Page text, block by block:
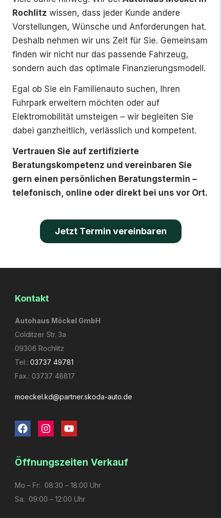
Rochlitz wissen, dass jeder Kunde andere
Vorstellungen, Wünsche und Anforderungen hat.
Deshalb nehmen wir uns Zeit für Sie. Gemeinsam
finden wir nicht nur das passende Fahrzeug,
sondern auch das optimale Finanzierungsmodell.
Egal ob Sie ein Familienauto suchen, Ihren
Fuhrpark erweitern möchten oder auf
Elektromobilität umsteigen – wir begleiten Sie
dabei ganzheitlich, verlässlich und kompetent.
Vertrauen Sie auf zertifizierte
Beratungskompetenz und vereinbaren Sie
gern einen persönlichen Beratungstermin –
telefonisch, online oder direkt bei uns vor Ort.
Jetzt Termin vereinbaren
Kontakt
Autohaus Möckel GmbH
Colditzer Str. 3a
09306 Rochlitz
Tel.: 03737 49781
Fax.: 03737 48817
moeckel.kd­@partner.skoda-auto.de
Öffnungs­zeiten Verkauf
Mo – Fr: 08:30 – 18:00 Uhr
Sa: 09:00 – 12:00 Uhr